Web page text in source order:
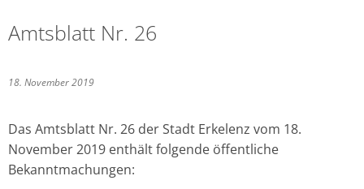
Amtsblatt Nr. 26
18. November 2019
Das Amtsblatt Nr. 26 der Stadt Erkelenz vom 18.
November 2019 enthält folgende öffentliche
Bekanntmachungen: